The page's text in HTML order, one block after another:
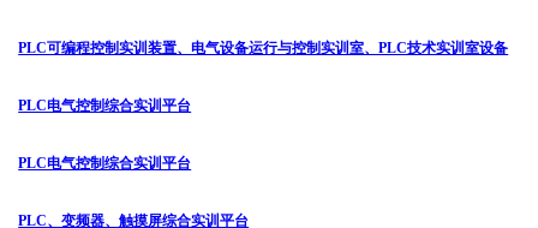
PLC可编程控制实训装置、电气设备运行与控制实训室、PLC技术实训室设备
PLC电气控制综合实训平台
PLC电气控制综合实训平台
PLC、变频器、触摸屏综合实训平台